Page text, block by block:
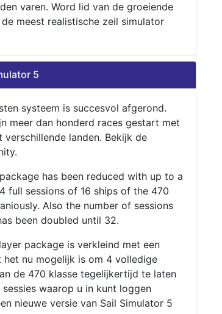
varen. Word lid van de groeiende
meest realistische zeil simulator
5
systeem is succesvol afgerond.
meer dan honderd races gestart met
landen. Bekijk de
has been reduced with up to a
full sessions of 16 ships of the 470
Also the number of sessions
been doubled until 32.
package is verkleind met een
nu mogelijk is om 4 volledige
de 470 klasse tegelijkertijd te laten
waarop u in kunt loggen
nieuwe versie van Sail Simulator 5